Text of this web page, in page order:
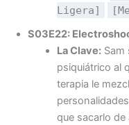
Ligera]
S03E22:
La Clave:Sam
psiquiátrico al
terapia le
que sacarlo